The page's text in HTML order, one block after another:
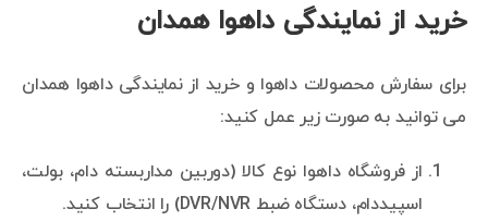
خرید از نمایندگی داهوا همدان
برای سفارش محصولات داهوا و خرید از نمایندگی داهوا همدان
می توانید به صورت زیر عمل کنید:
از فروشگاه داهوا نوع کالا (دوربین مداربسته دام، بولت،
اسپیددام، دستگاه ضبط DVR/NVR) را انتخاب کنید.